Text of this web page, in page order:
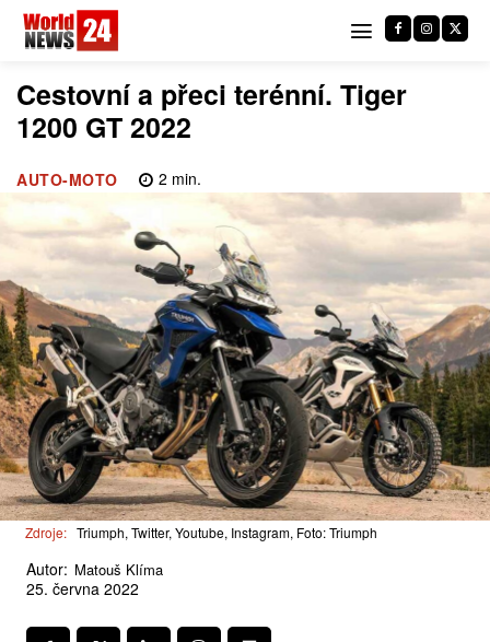
Cestovní a přeci terénní. Tiger
1200 GT 2022
AUTO-MOTO 2 min.
Zdroje: Triumph, Twitter, Youtube, Instagram, Foto: Triumph
Autor: Matouš Klíma
25. června 2022